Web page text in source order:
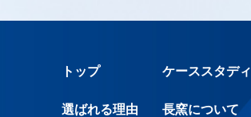
トップ
選ばれる理由
ケーススタディ
長窯について